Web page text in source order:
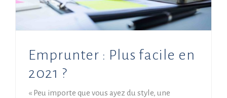
Emprunter : Plus facile en
2021 ?
« Peu importe que vous ayez du style, une